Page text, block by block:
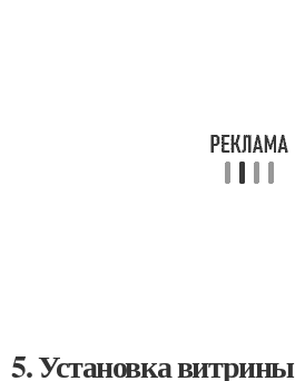
5. Установка витрины